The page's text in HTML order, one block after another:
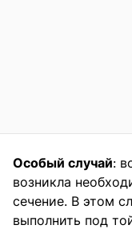
Особый случай:
возникла
сечение. В этом
выполнить под